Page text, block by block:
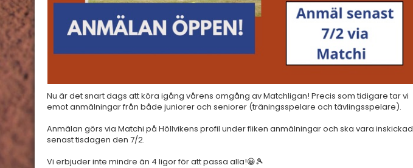
Nu är det snart dags att köra igång vårens omgång av Matchligan! Precis som tidigare tar vi
emot anmälningar från både juniorer och seniorer (träningsspelare och tävlingsspelare).
Anmälan görs via Matchi på Höllvikens profil under fliken anmälningar och ska vara inskickad
senast tisdagen den 7/2.
Vi erbjuder inte mindre än 4 ligor för att passa alla!😀🎾